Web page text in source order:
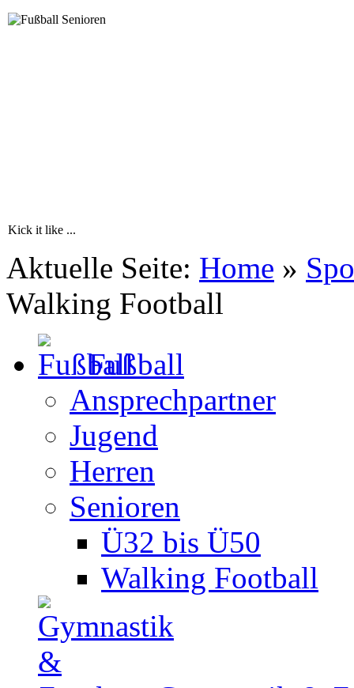
Kick it like ...
Aktuelle Seite: Home »
Walking Football
Fußball
Ansprechpartner
Jugend
Herren
Senioren
Ü32 bis Ü50
Walking Football